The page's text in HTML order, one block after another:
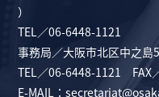
）
TEL／06-6448-1121
事務局／大阪市北区中之
TEL／06-6448-1121 FAX
E-MAIL：